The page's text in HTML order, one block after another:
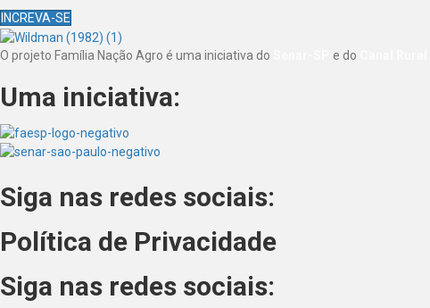
INCREVA-SE
O projeto Família Nação Agro é uma iniciativa do e do
Uma iniciativa:
Siga nas redes sociais:
Política de Privacidade
Siga nas redes sociais: